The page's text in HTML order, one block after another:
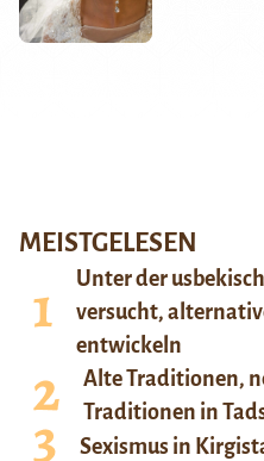
MEISTGELESEN
Unter der
versucht,
entwickeln
Alte Traditionen,
Traditionen in
Sexismus in